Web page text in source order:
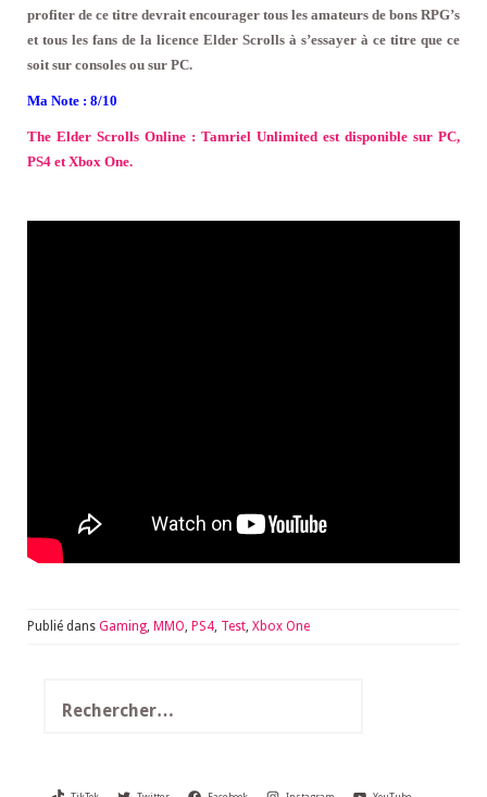
profiter de ce titre devrait encourager tous les amateurs de bons RPG’s
et tous les fans de la licence Elder Scrolls à s’essayer à ce titre que ce
soit sur consoles ou sur PC.
Ma Note : 8/10
The Elder Scrolls Online : Tamriel Unlimited est disponible sur PC,
PS4 et Xbox One.
Publié dans Gaming, MMO, PS4, Test, Xbox One